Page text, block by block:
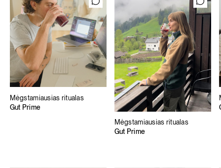
Mėgstamiausias ritualas
Gut Prime
Mėgstamiausias ritualas
Gut Prime